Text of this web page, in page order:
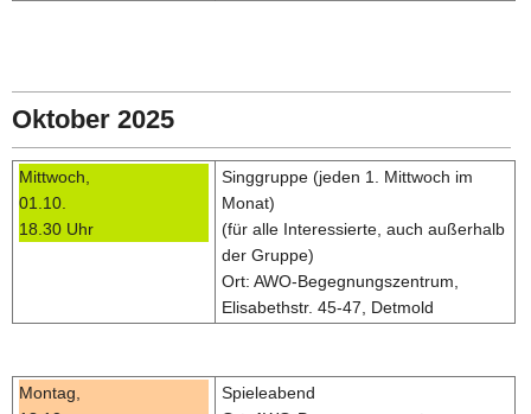
Oktober 2025
Mittwoch,
01.10.
18.30 Uhr
Singgruppe (jeden 1. Mittwoch im
Monat)
(für alle Interessierte, auch außerhalb
der Gruppe)
Ort: AWO-Begegnungszentrum,
Elisabethstr. 45-47, Detmold
Montag,
Spieleabend